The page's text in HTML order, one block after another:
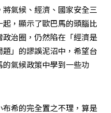
將氣候、經濟、國家安全三
，顯示了歐巴馬的頭腦比
治圈，仍然陷在「經濟是
」的謬誤泥沼中，希望台
氣候政策中學到一些功
希的完全置之不理，算是